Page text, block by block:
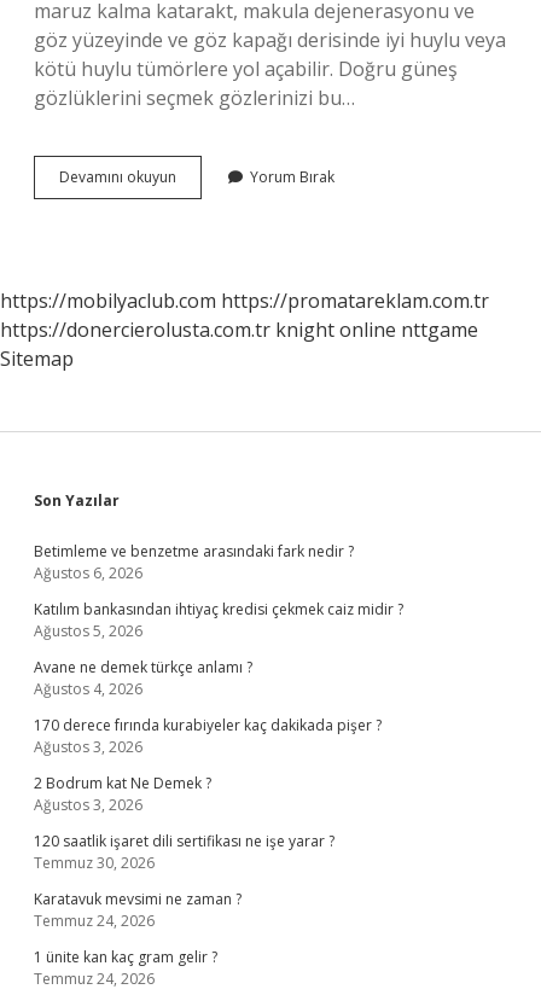
maruz kalma katarakt, makula dejenerasyonu ve
göz yüzeyinde ve göz kapağı derisinde iyi huylu veya
kötü huylu tümörlere yol açabilir. Doğru güneş
gözlüklerini seçmek gözlerinizi bu…
Devamını okuyun
Güneş
Yorum Bırak
https://mobilyaclub.com https://promatareklam.com.tr
https://donercierolusta.com.tr knight online nttgame
Sitemap
Sidebar
Son Yazılar
Betimleme ve benzetme arasındaki fark nedir ?
Ağustos 6, 2026
Katılım bankasından ihtiyaç kredisi çekmek caiz midir ?
Ağustos 5, 2026
Avane ne demek türkçe anlamı ?
Ağustos 4, 2026
170 derece fırında kurabiyeler kaç dakikada pişer ?
Ağustos 3, 2026
2 Bodrum kat Ne Demek ?
Ağustos 3, 2026
120 saatlik işaret dili sertifikası ne işe yarar ?
Temmuz 30, 2026
Karatavuk mevsimi ne zaman ?
Temmuz 24, 2026
1 ünite kan kaç gram gelir ?
Temmuz 24, 2026